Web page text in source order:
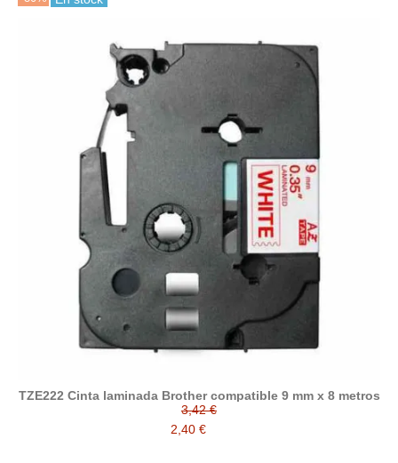
TZE222 Cinta laminada Brother compatible 9 mm x 8 metros
3,42 €
2,40 €